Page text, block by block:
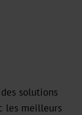
solutions
les meilleurs